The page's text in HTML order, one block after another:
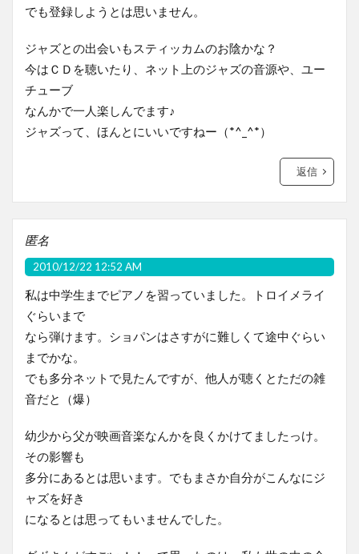
でも登録しようとは思いません。
ジャズとの出会いもスティッカムのお陰かな？
今はＣＤを聴いたり、ネット上のジャズの音源や、ユー
チューブ
なんかで一人楽しんでます♪
ジャズって、ほんとにいいですねー（*^_^*）
返信
匿名
2010/12/22 12:52 AM
私は中学生までピアノを習っていました。トロイメライ
ぐらいまで
なら弾けます。ショパンはさすがに難しくて途中ぐらい
までかな。
でも多分ネットで見たんですが、他人が聴くとただの雑
音だと（爆）
幼少から父が映画音楽なんかを良くかけてましたっけ。
その影響も
多分にあるとは思います。でもまさか自分がこんなにジ
ャズを好き
になるとは思ってもいませんでした。